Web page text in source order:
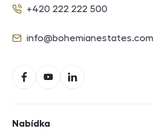
Telefon
+420 222 222 500
E-mail
info@bohemianestates.com
FacebookYouTubeLinkedIn
Nabídka